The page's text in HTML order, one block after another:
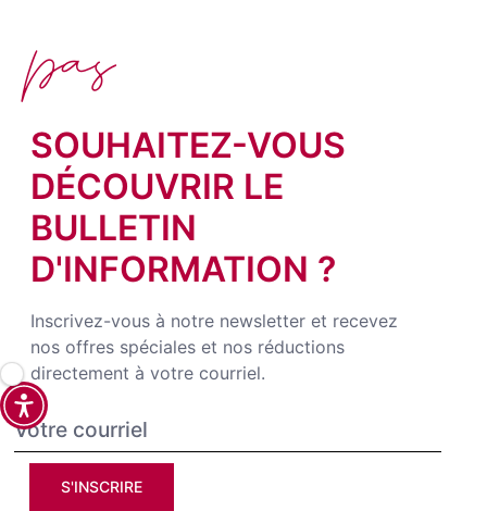
SOUHAITEZ-VOUS
DÉCOUVRIR LE
BULLETIN
D'INFORMATION ?
Inscrivez-vous à notre newsletter et recevez
nos offres spéciales et nos réductions
directement à votre courriel.
S'INSCRIRE
pas